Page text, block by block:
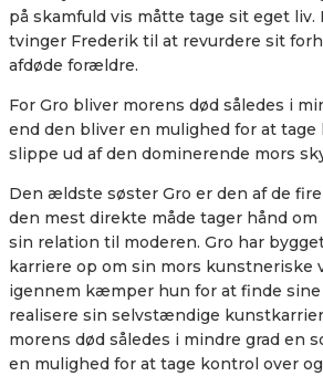
på skamfuld vis måtte tage sit eget liv.
tvinger Frederik til at revurdere sit
afdøde forældre.
For Gro bliver morens død således i
end den bliver en mulighed for at tage
slippe ud af den dominerende mors
Den ældste søster Gro er den af de
den mest direkte måde tager hånd
sin relation til moderen. Gro har
karriere op om sin mors kunstneriske
igennem kæmper hun for at finde
realisere sin selvstændige
morens død således i mindre grad en
en mulighed for at tage kontrol over